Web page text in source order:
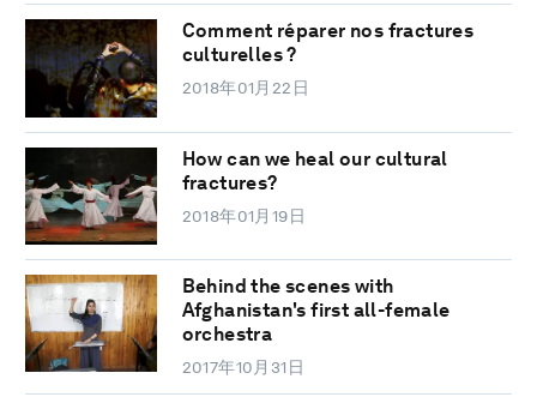
Comment réparer nos fractures
culturelles ?
2018年01月22日
How can we heal our cultural
fractures?
2018年01月19日
Behind the scenes with
Afghanistan's first all-female
orchestra
2017年10月31日